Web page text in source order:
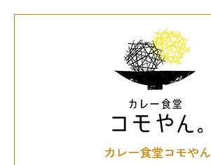
カレー食堂コモやん